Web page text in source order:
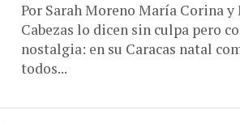
Por Sarah Moreno María Corina y
Cabezas lo dicen sin culpa pero
nostalgia: en su Caracas natal
todos...